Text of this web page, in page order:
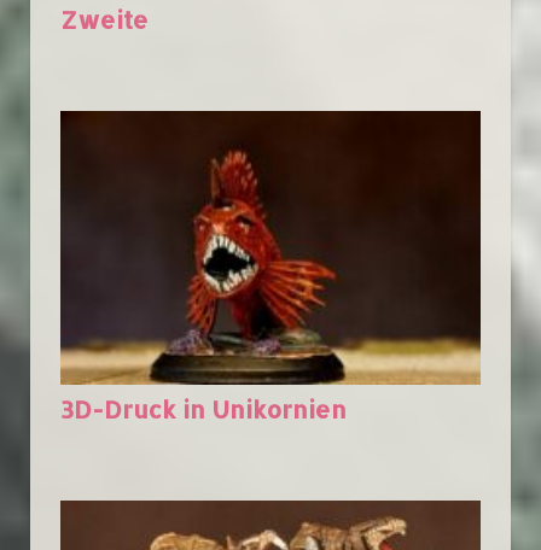
Zweite
3D-Druck in Unikornien